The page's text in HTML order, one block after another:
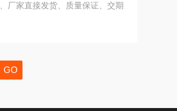
厂家直接发货、质量保证、交期